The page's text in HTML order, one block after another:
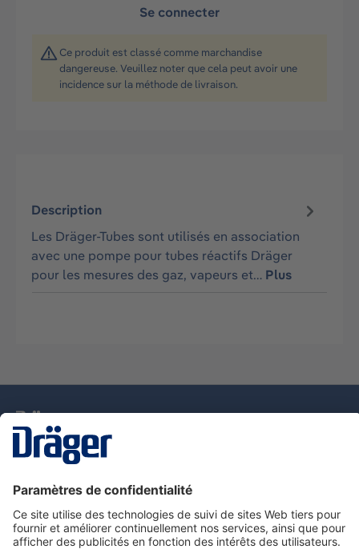
Se connecter
Ce produit est classé comme marchandise
dangereuse. Veuillez noter que cela peut avoir une
incidence sur la méthode de livraison.
Description
Les Dräger-Tubes sont utilisés en association
avec une pompe pour tubes réactifs Dräger
pour les mesures des gaz, vapeurs et… Plus
Nous contacter
Service de e-commande Dräger